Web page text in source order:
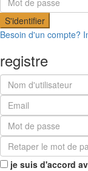
S'identifier
Besoin d'un compte?
registre
je suis d'accord